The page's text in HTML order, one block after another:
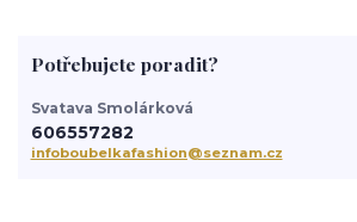
Potřebujete poradit?
Svatava Smolárková
606557282
infoboubelkafashion@seznam.cz